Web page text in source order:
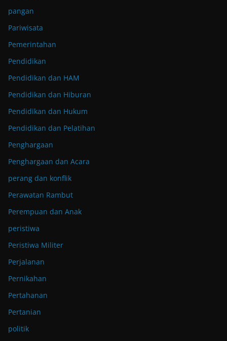
pangan
Pariwisata
Pemerintahan
Pendidikan
Pendidikan dan HAM
Pendidikan dan Hiburan
Pendidikan dan Hukum
Pendidikan dan Pelatihan
Penghargaan
Penghargaan dan Acara
perang dan konflik
Perawatan Rambut
Perempuan dan Anak
peristiwa
Peristiwa Militer
Perjalanan
Pernikahan
Pertahanan
Pertanian
politik